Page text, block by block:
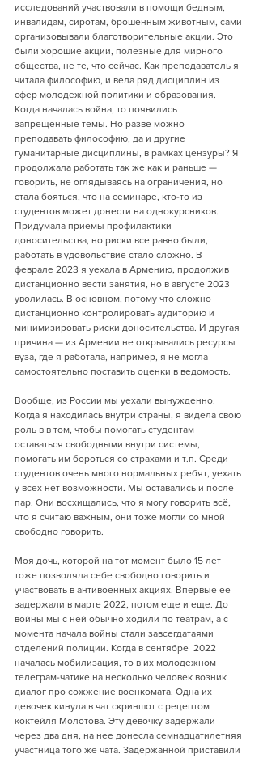
исследований участвовали в помощи бедным,
инвалидам, сиротам, брошенным животным, сами
организовывали благотворительные акции. Это
были хорошие акции, полезные для мирного
общества, не те, что сейчас. Как преподаватель я
читала философию, и вела ряд дисциплин из
сфер молодежной политики и образования.
Когда началась война, то появились
запрещенные темы. Но разве можно
преподавать философию, да и другие
гуманитарные дисциплины, в рамках цензуры? Я
продолжала работать так же как и раньше —
говорить, не оглядываясь на ограничения, но
стала бояться, что на семинаре, кто-то из
студентов может донести на однокурсников.
Придумала приемы профилактики
доносительства, но риски все равно были,
работать в удовольствие стало сложно. В
феврале 2023 я уехала в Армению, продолжив
дистанционно вести занятия, но в августе 2023
уволилась. В основном, потому что сложно
дистанционно контролировать аудиторию и
минимизировать риски доносительства. И другая
причина — из Армении не открывались ресурсы
вуза, где я работала, например, я не могла
самостоятельно поставить оценки в ведомость.
Вообще, из России мы уехали вынужденно.
Когда я находилась внутри страны, я видела свою
роль в в том, чтобы помогать студентам
оставаться свободными внутри системы,
помогать им бороться со страхами и т.п. Среди
студентов очень много нормальных ребят, уехать
у всех нет возможности. Мы оставались и после
пар. Они восхищались, что я могу говорить всё,
что я считаю важным, они тоже могли со мной
свободно говорить.
Моя дочь, которой на тот момент было 15 лет
тоже позволяла себе свободно говорить и
участвовать в антивоенных акциях. Впервые ее
задержали в марте 2022, потом еще и еще. До
войны мы с ней обычно ходили по театрам, а с
момента начала войны стали завсегдатаями
отделений полиции. Когда в сентябре  2022
началась мобилизация, то в их молодежном
телеграм-чатике на несколько человек возник
диалог про сожжение военкомата. Одна их
девочек кинула в чат скриншот с рецептом
коктейля Молотова. Эту девочку задержали
через два дня, на нее донесла семнадцатилетняя
участница того же чата. Задержанной приставили